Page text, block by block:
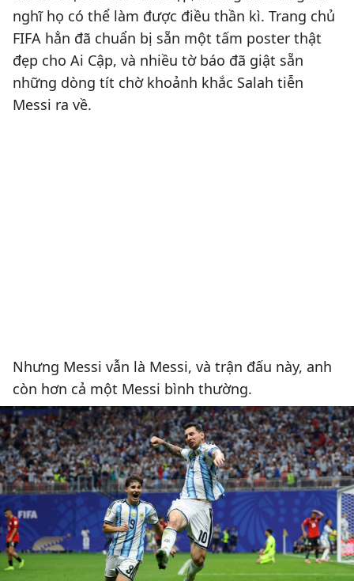
nghĩ họ có thể làm được điều thần kì. Trang chủ
FIFA hẳn đã chuẩn bị sẵn một tấm poster thật
đẹp cho Ai Cập, và nhiều tờ báo đã giật sẵn
những dòng tít chờ khoảnh khắc Salah tiễn
Messi ra về.
Nhưng Messi vẫn là Messi, và trận đấu này, anh
còn hơn cả một Messi bình thường.